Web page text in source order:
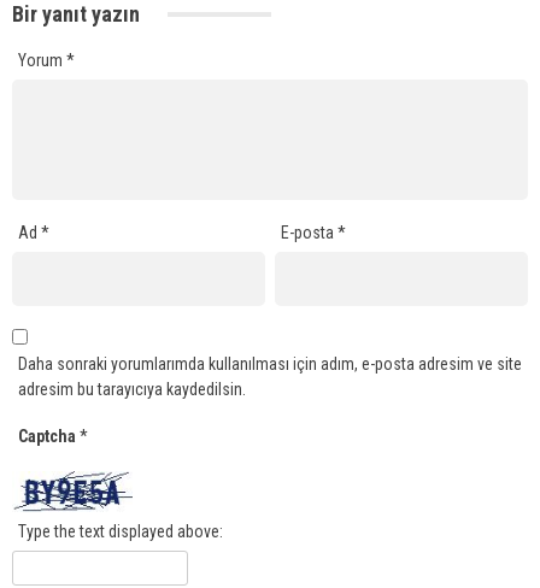
Bir yanıt yazın
Yorum *
Ad * E-posta*
Daha sonraki yorumlarımda kullanılması için adım, e-posta adresim ve site
adresim bu tarayıcıya kaydedilsin.
Captcha *
Type the text displayed above: